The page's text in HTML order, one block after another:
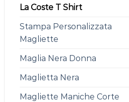
La Coste T Shirt
Stampa Personalizzata
Magliette
Maglia Nera Donna
Maglietta Nera
Magliette Maniche Corte